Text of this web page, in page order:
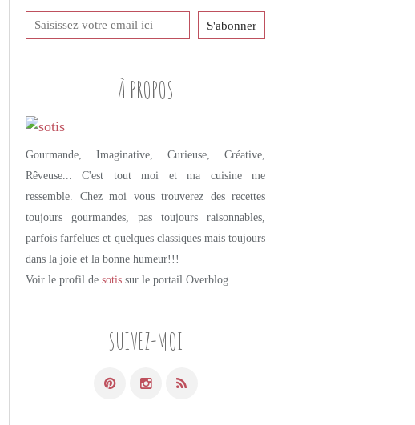
SUIVEZ-MOI
À PROPOS
Gourmande, Imaginative, Curieuse, Créative,
Rêveuse... C'est tout moi et ma cuisine me
ressemble. Chez moi vous trouverez des recettes
toujours gourmandes, pas toujours raisonnables,
parfois farfelues et quelques classiques mais toujours
dans la joie et la bonne humeur!!!
Voir le profil de sotis sur le portail Overblog